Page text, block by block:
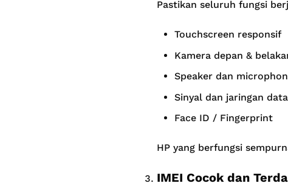
Pastikan seluruh fungsi
Touchscreen responsif
Kamera depan &
Speaker dan
Sinyal dan jaringan data
Face ID / Fingerprint
HP yang berfungsi
IMEI Cocok dan